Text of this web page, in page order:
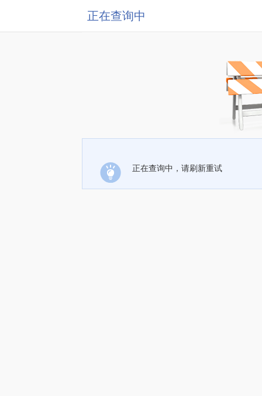
正在查询中
正在查询中，请刷新重试